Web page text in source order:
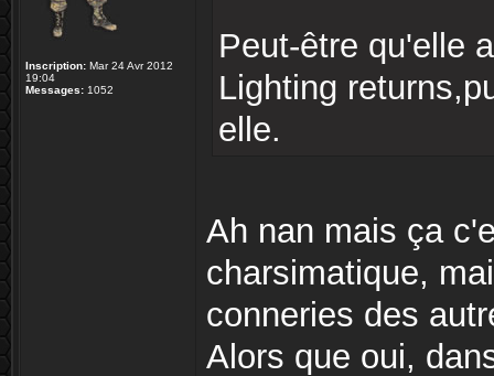
Inscription: Mar 24 Avr 2012
19:04
Messages: 1052
Peut-être qu'elle
Lighting
elle.
Ah nan mais ça
charsimatique,
conneries des
Alors que oui,